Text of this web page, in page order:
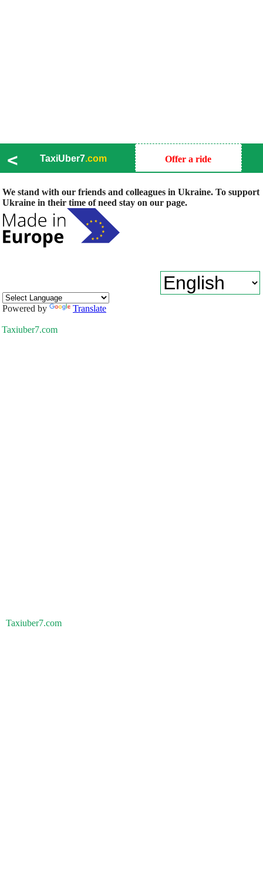
< TaxiUber7.com Offer a ride
We stand with our friends and colleagues in Ukraine. To support
Ukraine in their time of need stay on our page.
Powered by Translate
Taxiuber7.com
Taxiuber7.com